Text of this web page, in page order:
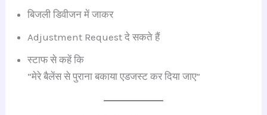
बिजली डिवीजन में जाकर
Adjustment Request दे सकते हैं
स्टाफ से कहें कि
“मेरे बैलेंस से पुराना बकाया एडजस्ट कर दिया जाए”